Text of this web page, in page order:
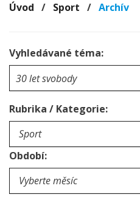
Úvod / Sport / Archív
Vyhledávané téma:
Rubrika / Kategorie:
Období: